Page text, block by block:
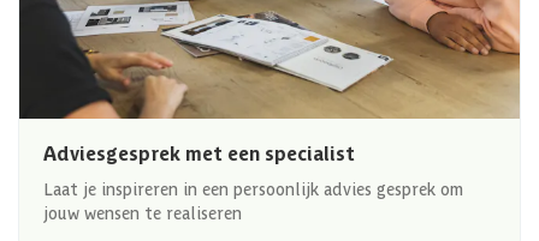
Adviesgesprek met een specialist
Laat je inspireren in een persoonlijk advies gesprek om
jouw wensen te realiseren